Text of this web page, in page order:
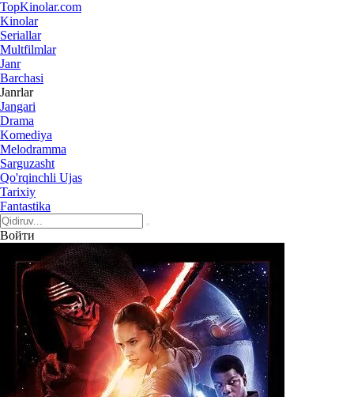
TopKinolar.com
Kinolar
Seriallar
Multfilmlar
Janr
Barchasi
Janrlar
Jangari
Drama
Komediya
Melodramma
Sarguzasht
Qo'rqinchli Ujas
Tarixiy
Fantastika
Войти